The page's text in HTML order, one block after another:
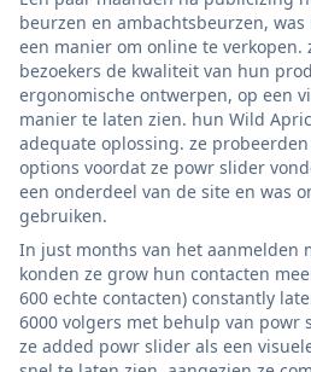
beurzen en ambachtsbeurzen,
een manier om online te
bezoekers de kwaliteit van hun
ergonomische ontwerpen, op een
manier te laten zien. hun Wild
adequate oplossing. ze
options voordat ze powr slider
een onderdeel van de site en was
gebruiken.
In just months van het aanmelden
konden ze grow hun contacten
600 echte contacten) constantly
6000 volgers met behulp van powr
ze added powr slider als een